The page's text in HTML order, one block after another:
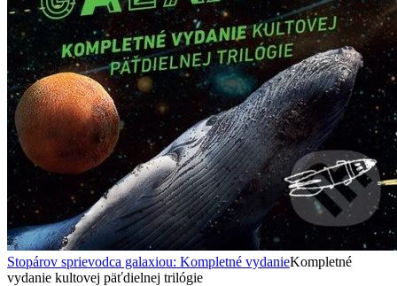
Stopárov sprievodca galaxiou: Kompletné vydanieKompletné
vydanie kultovej päťdielnej trilógie